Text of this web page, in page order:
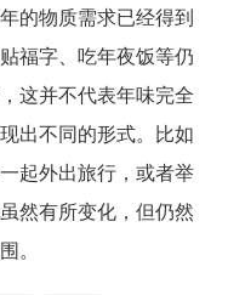
的物质需求已经得到
福字、吃年夜饭等仍
这并不代表年味完全
出不同的形式。比如
起外出旅行，或者举
然有所变化，但仍然
。